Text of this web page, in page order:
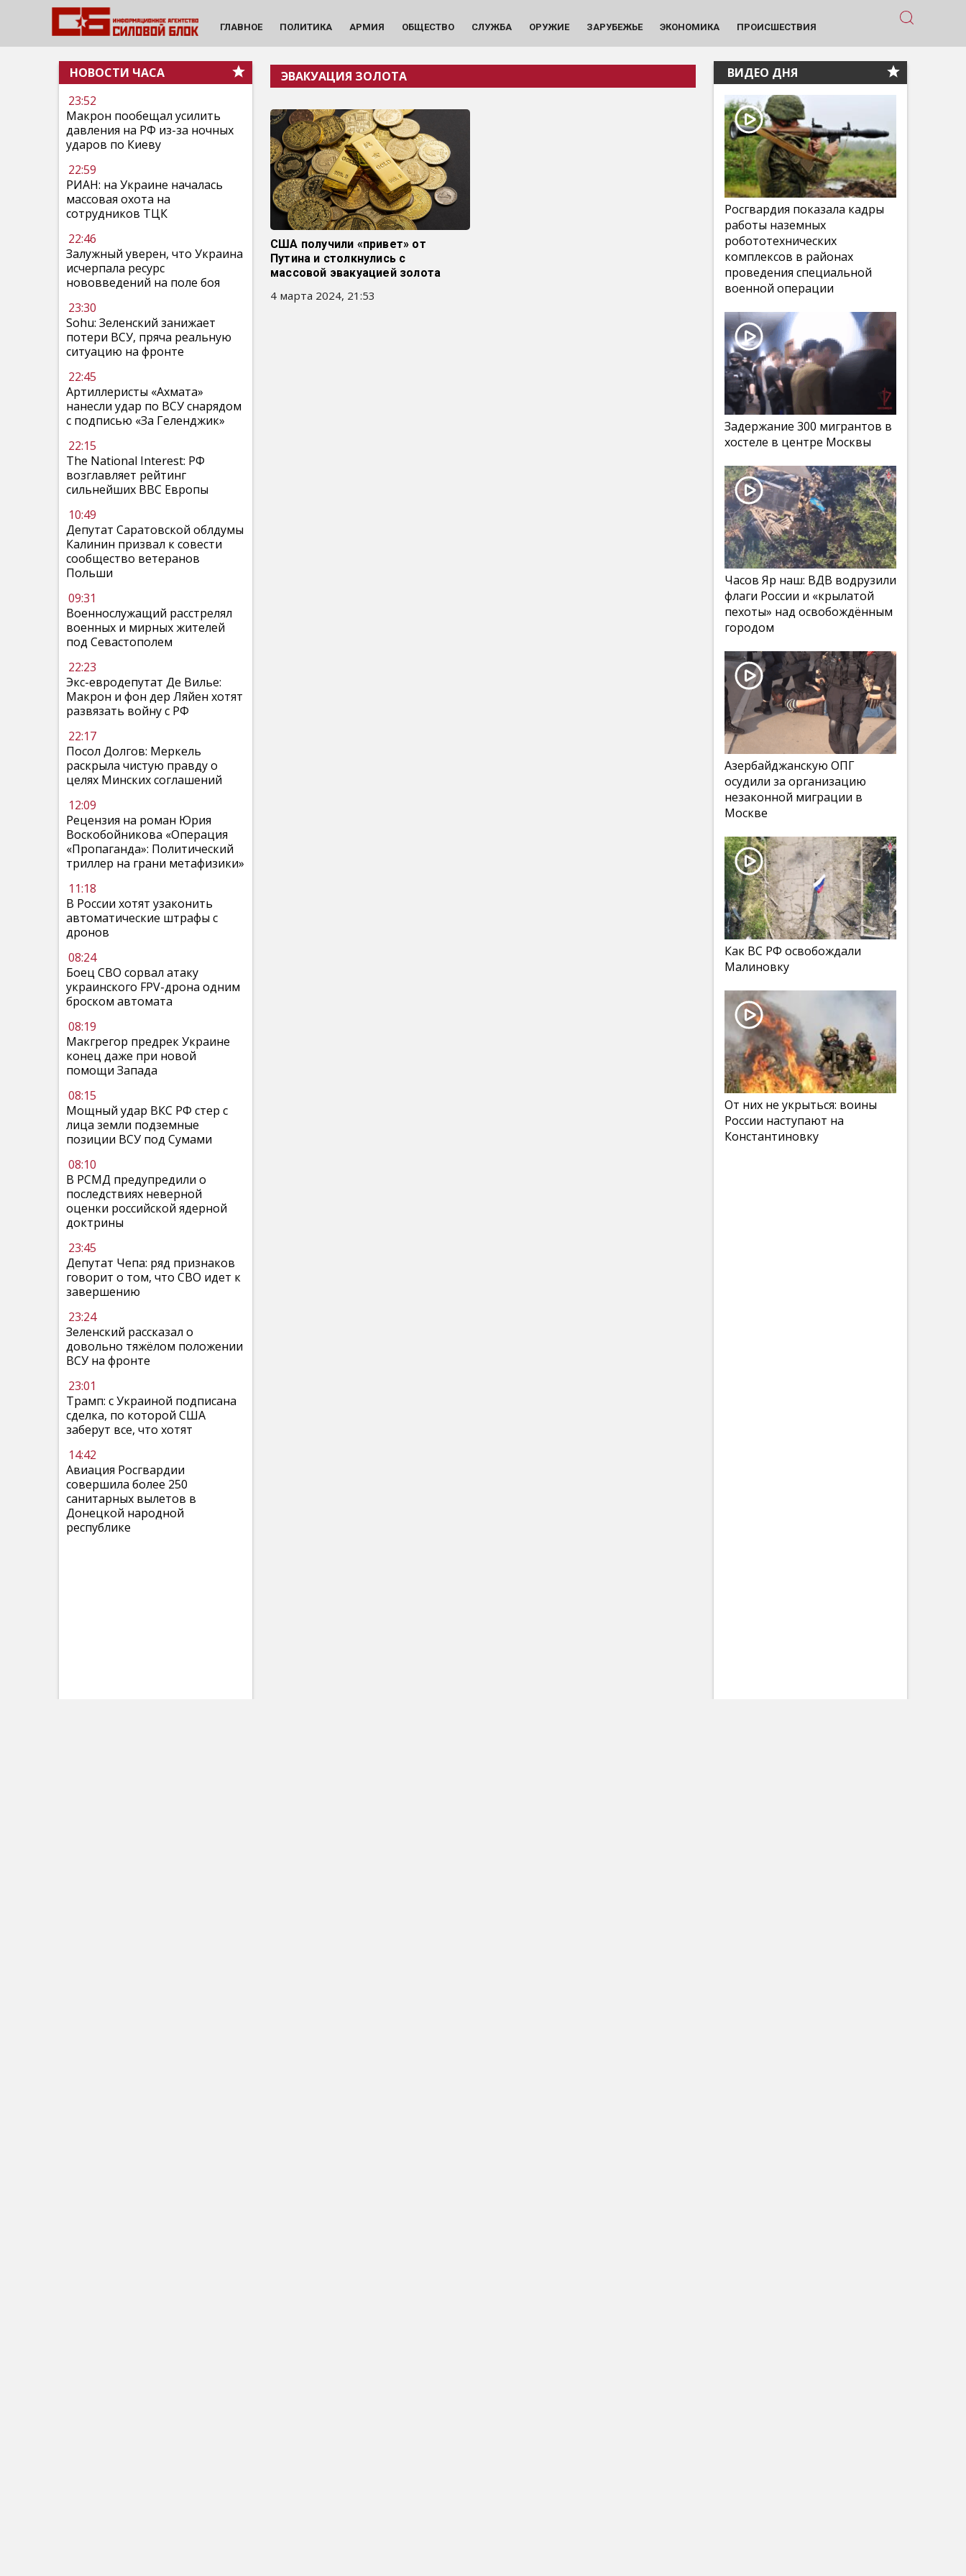
ГЛАВНОЕ ПОЛИТИКА АРМИЯ ОБЩЕСТВО СЛУЖБА ОРУЖИЕ ЗАРУБЕЖЬЕ ЭКОНОМИКА ПРОИСШЕСТВИЯ
НОВОСТИ ЧАСА
23:52
Макрон пообещал усилить
давления на РФ из-за ночных
ударов по Киеву
22:59
РИАН: на Украине началась
массовая охота на
сотрудников ТЦК
22:46
Залужный уверен, что Украина
исчерпала ресурс
нововведений на поле боя
23:30
Sohu: Зеленский занижает
потери ВСУ, пряча реальную
ситуацию на фронте
22:45
Артиллеристы «Ахмата»
нанесли удар по ВСУ снарядом
с подписью «За Геленджик»
22:15
The National Interest: РФ
возглавляет рейтинг
сильнейших ВВС Европы
10:49
Депутат Саратовской облдумы
Калинин призвал к совести
сообщество ветеранов
Польши
09:31
Военнослужащий расстрелял
военных и мирных жителей
под Севастополем
22:23
Экс-евродепутат Де Вилье:
Макрон и фон дер Ляйен хотят
развязать войну с РФ
22:17
Посол Долгов: Меркель
раскрыла чистую правду о
целях Минских соглашений
12:09
Рецензия на роман Юрия
Воскобойникова «Операция
«Пропаганда»: Политический
триллер на грани метафизики»
11:18
В России хотят узаконить
автоматические штрафы с
дронов
08:24
Боец СВО сорвал атаку
украинского FPV-дрона одним
броском автомата
08:19
Макгрегор предрек Украине
конец даже при новой
помощи Запада
08:15
Мощный удар ВКС РФ стер с
лица земли подземные
позиции ВСУ под Сумами
08:10
В РСМД предупредили о
последствиях неверной
оценки российской ядерной
доктрины
23:45
Депутат Чепа: ряд признаков
говорит о том, что СВО идет к
завершению
23:24
Зеленский рассказал о
довольно тяжёлом положении
ВСУ на фронте
23:01
Трамп: с Украиной подписана
сделка, по которой США
заберут все, что хотят
14:42
Авиация Росгвардии
совершила более 250
санитарных вылетов в
Донецкой народной
республике
ЭВАКУАЦИЯ ЗОЛОТА
США получили «привет» от
Путина и столкнулись с
массовой эвакуацией золота
4 марта 2024, 21:53
ВИДЕО ДНЯ
Росгвардия показала кадры
работы наземных
робототехнических
комплексов в районах
проведения специальной
военной операции
Задержание 300 мигрантов в
хостеле в центре Москвы
Часов Яр наш: ВДВ водрузили
флаги России и «крылатой
пехоты» над освобождённым
городом
Азербайджанскую ОПГ
осудили за организацию
незаконной миграции в
Москве
Как ВС РФ освобождали
Малиновку
От них не укрыться: воины
России наступают на
Константиновку